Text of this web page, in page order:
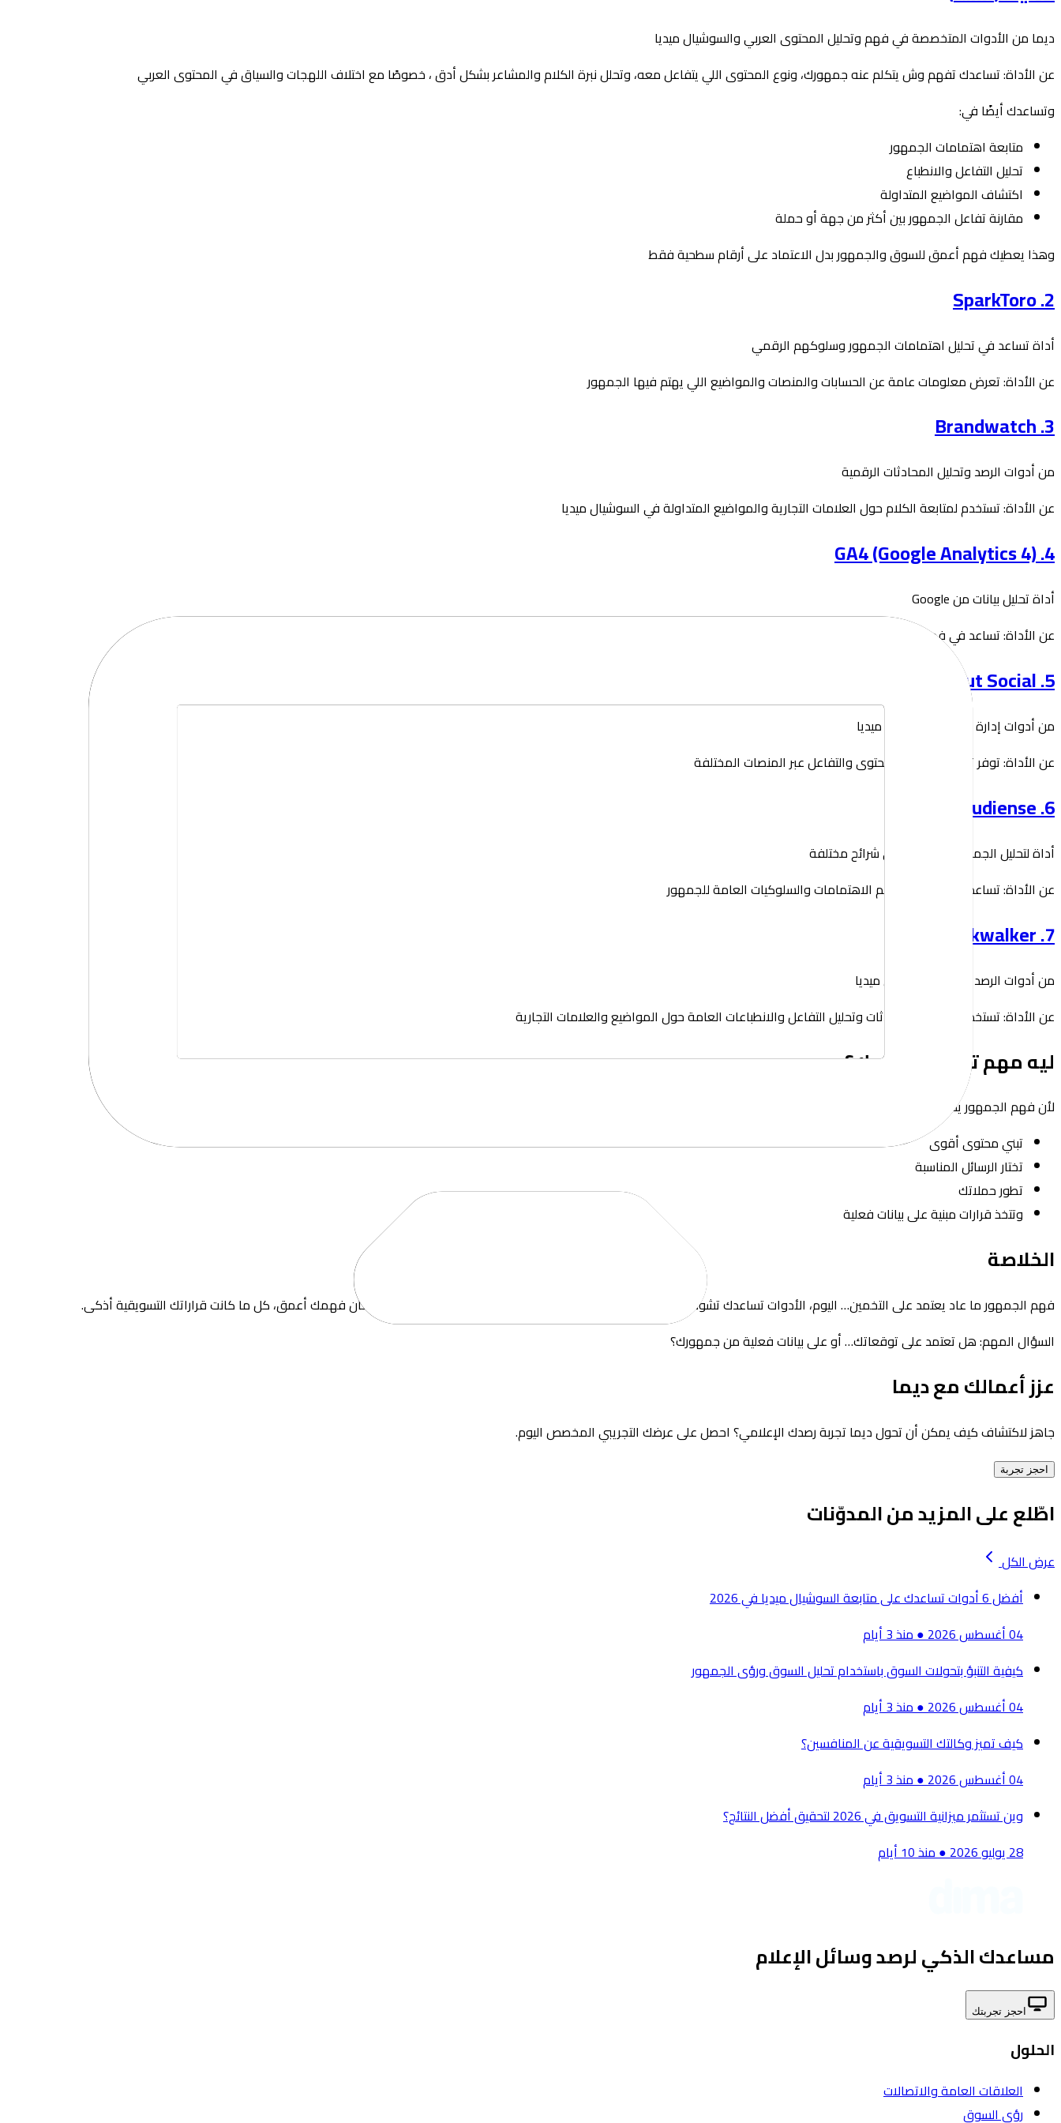
ديما من الأدوات المتخصصة في فهم وتحليل المحتوى العربي والسوشيال ميديا
عن الأداة: تساعدك تفهم وش يتكلم عنه جمهورك، ونوع المحتوى اللي يتفاعل معه، وتحلل نبرة الكلام والمشاعر بشكل أدق ، خصوصًا مع اختلاف اللهجات والسياق في المحتوى العربي
وتساعدك أيضًا في:
متابعة اهتمامات الجمهور
تحليل التفاعل والانطباع
اكتشاف المواضيع المتداولة
مقارنة تفاعل الجمهور بين أكثر من جهة أو حملة
وهذا يعطيك فهم أعمق للسوق والجمهور بدل الاعتماد على أرقام سطحية فقط
2. SparkToro
أداة تساعد في تحليل اهتمامات الجمهور وسلوكهم الرقمي
عن الأداة: تعرض معلومات عامة عن الحسابات والمنصات والمواضيع اللي يهتم فيها الجمهور
3. Brandwatch
من أدوات الرصد وتحليل المحادثات الرقمية
عن الأداة: تستخدم لمتابعة الكلام حول العلامات التجارية والمواضيع المتداولة في السوشيال ميديا
4. GA4 (Google Analytics 4)
أداة تحليل بيانات من Google
عن الأداة: تساعد في فهم سلوك المستخدمين داخل المواقع والتطبيقات وتتبع الأداء الرقمي
5. Sprout Social
من أدوات إدارة وتحليل السوشيال ميديا
عن الأداة: توفر تقارير عن أداء المحتوى والتفاعل عبر المنصات المختلفة
6. Audiense
أداة لتحليل الجمهور وتقسيمه إلى شرائح مختلفة
عن الأداة: تساعد الشركات في فهم الاهتمامات والسلوكيات العامة للجمهور
7. Talkwalker
من أدوات الرصد وتحليل السوشيال ميديا
عن الأداة: تستخدم لمتابعة المحادثات وتحليل التفاعل والانطباعات العامة حول المواضيع والعلامات التجارية
ليه مهم تفهم جمهورك؟
لأن فهم الجمهور يساعدك:
تبني محتوى أقوى
تختار الرسائل المناسبة
تطور حملاتك
وتتخذ قرارات مبنية على بيانات فعلية
الخلاصة
فهم الجمهور ما عاد يعتمد على التخمين… اليوم، الأدوات تساعدك تشوف الصورة بشكل أوضح، وتفهم وش يهم جمهورك فعلًا، وكل ما كان فهمك أعمق، كل ما كانت قراراتك التسويقية أذكى.
السؤال المهم: هل تعتمد على توقعاتك… أو على بيانات فعلية من جمهورك؟
عزز أعمالك مع ديما
جاهز لاكتشاف كيف يمكن أن تحول ديما تجربة رصدك الإعلامي؟ احصل على عرضك التجريبي المخصص اليوم.
احجز تجربة
اطّلع على المزيد من المدوّنات
عرض الكل
أفضل 6 أدوات تساعدك على متابعة السوشيال ميديا في 2026
04 أغسطس 2026
●منذ 3 أيام
كيفية التنبؤ بتحولات السوق باستخدام تحليل السوق ورؤى الجمهور
04 أغسطس 2026
●منذ 3 أيام
كيف تميز وكالتك التسويقية عن المنافسين؟
04 أغسطس 2026
●منذ 3 أيام
وين تستثمر ميزانية التسويق في 2026 لتحقيق أفضل النتائج؟
28 يوليو 2026
●منذ 10 أيام
مساعدك الذكي لرصد وسائل الإعلام
احجز تجربتك
الحلول
العلاقات العامة والاتصالات
رؤى السوق